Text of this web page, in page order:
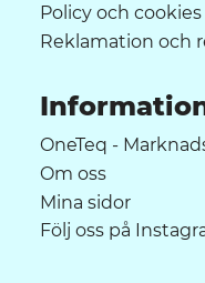
Policy och cookies
Reklamation och
OneTeq -
Om oss
Mina sidor
Följ oss på